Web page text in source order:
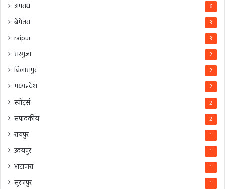
अपराध 6
बेमेतरा 3
raipur 3
सरगुजा 2
बिलासपुर 2
मध्यप्रदेश 2
स्पोर्ट्स 2
संपादकीय 2
रायपुर 1
उदयपुर 1
भाटापारा 1
सूरजपुर 1